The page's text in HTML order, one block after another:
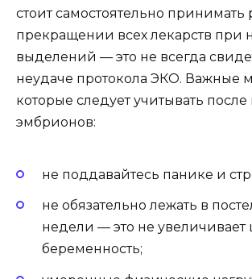
стоит самостоятельно
прекращении всех лекарств при
выделений — это не всегда
неудаче протокола ЭКО. Важные
которые следует учитывать
эмбрионов:
не поддавайтесь панике и
не обязательно лежать в
недели — это не увеличивает
беременность;